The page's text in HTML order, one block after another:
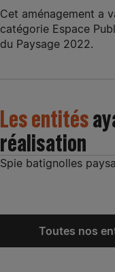
Cet aménagement a
catégorie Espace
du Paysage 2022.
Les entités
réalisation
Spie batignolles
Toutes nos